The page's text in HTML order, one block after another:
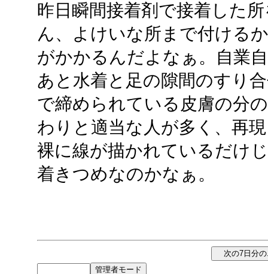
昨日瞬間接着剤で接着した
ん、よけいな所まで付ける
がかかるんだよなぁ。自業
あと水着と足の隙間のすり
で締められている皮膚の分
わりと適当な人が多く、再
裸に線が描かれているだけ
着きつめなのかなぁ。